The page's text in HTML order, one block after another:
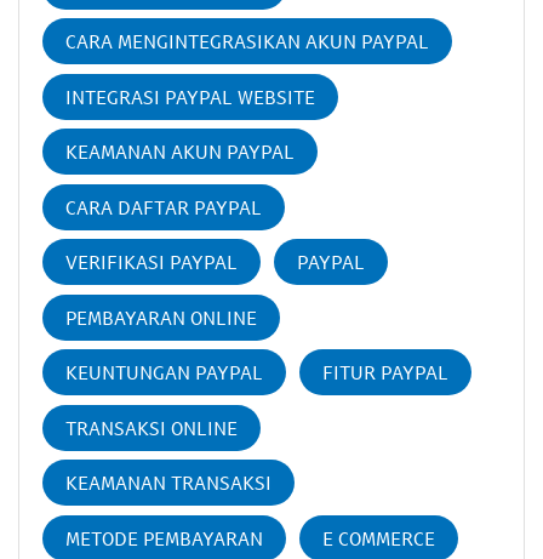
CARA MENGINTEGRASIKAN AKUN PAYPAL
INTEGRASI PAYPAL WEBSITE
KEAMANAN AKUN PAYPAL
CARA DAFTAR PAYPAL
VERIFIKASI PAYPAL PAYPAL
PEMBAYARAN ONLINE
KEUNTUNGAN PAYPAL FITUR PAYPAL
TRANSAKSI ONLINE
KEAMANAN TRANSAKSI
METODE PEMBAYARAN E COMMERCE